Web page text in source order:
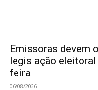
Emissoras devem
legislação
feira
06/08/2026